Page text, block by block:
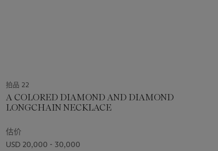
拍品 22
A COLORED DIAMOND AND DIAMOND
LONGCHAIN NECKLACE
估价
USD 20,000 - 30,000